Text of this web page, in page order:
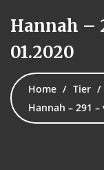
Hannah –
01.2020
Home
Tier
Hannah – 291